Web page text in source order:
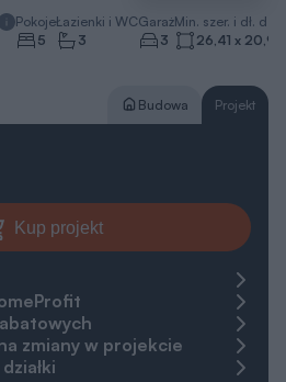
Pokoje
5
Łazienki i WC
3
Garaż
3
Min. szer. i dł.
26,41 x 20,96
Budowa Projekt
Kup projekt
zmiany w projekcie